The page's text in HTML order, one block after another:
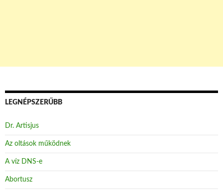
LEGNÉPSZERŰBB
Dr. Artisjus
Az oltások működnek
A víz DNS-e
Abortusz